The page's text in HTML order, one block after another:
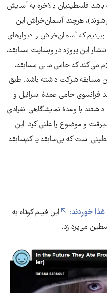
فلسطینیان بالاخره به آسایش
هرچند آسمان‌خراش این
ببینیم که آسمان‌‌خراش را دیوارهای
این پروژه در وبسایت مسابقه،
می‌کند که حامی مالی مسابقه،
مسابقه شرکت داشته باشد. طبق
فرانسوی حامی عمدۀ اسرائیل و
با وعدۀ نمایشگاهی انفرادی
و موضوع را علنی کرد. این
است که بی‌سابقه یا کم‌سابقه
غذا خوردند:
این فیلم کوتاه به
می‌پردازد.